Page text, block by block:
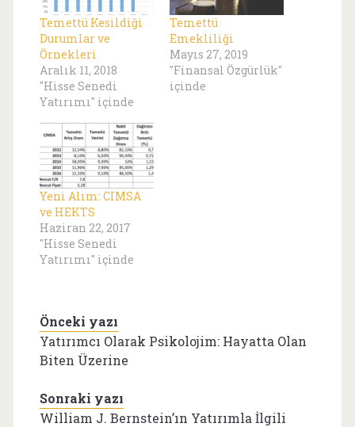
Temettü Kesildiği
Durumlar ve
Örnekleri
Aralık 11, 2018
"Hisse Senedi
Yatırımı" içinde
Temettü
Emekliliği
Mayıs 27, 2019
"Finansal Özgürlük"
içinde
Yeni Alım: CIMSA
ve HEKTS
Haziran 22, 2017
"Hisse Senedi
Yatırımı" içinde
Önceki yazı
Yatırımcı Olarak Psikolojim: Hayatta Olan
Biten Üzerine
Sonraki yazı
William J. Bernstein’ın Yatırımla İlgili